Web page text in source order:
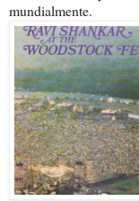
mundialmente.